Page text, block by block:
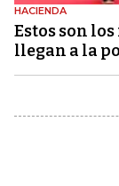
HACIENDA
Estos son
llegan a la